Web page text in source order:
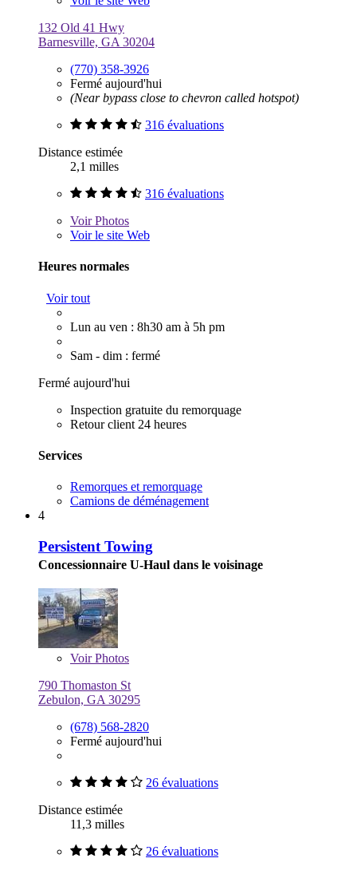
132 Old 41 Hwy
Barnesville, GA 30204
(770) 358-3926
Fermé aujourd'hui
(Near bypass close to chevron called hotspot)
316 évaluations
Distance estimée
2,1 milles
316 évaluations
VoirPhotos
Voir le site Web
Heures normales
Voir tout
Lun au ven : 8h30 am à 5h pm
Sam - dim : fermé
Fermé aujourd'hui
Inspection gratuite du remorquage
Retour client 24 heures
Services
Remorques et remorquage
Camions de déménagement
4
Persistent Towing
Concessionnaire U-Haul dans le voisinage
VoirPhotos
790 Thomaston St
Zebulon, GA 30295
(678) 568-2820
Fermé aujourd'hui
26 évaluations
Distance estimée
11,3 milles
26 évaluations